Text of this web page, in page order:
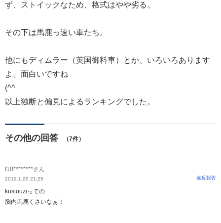
ず、ストイックなため、格式はやや劣る。
その下は馬鹿っ速い車たち。
他にもディムラー（英国御料車）とか、いろいろあります
よ。面白いですね
(^^
以上独断と偏見によるランキングでした。
その他の回答 （7件）
f10********さん
2012.1.20 21:25 違反報告
kusiouziっての
脳内馬鹿くさいなぁ！